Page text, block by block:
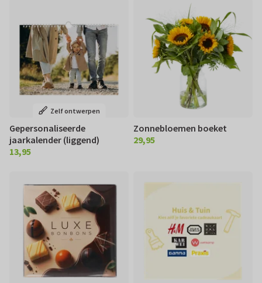
Zelf ontwerpen
Gepersonaliseerde
jaarkalender (liggend)
€ 13,95
13,95
Zonnebloemen boeket
€ 29,95
29,95